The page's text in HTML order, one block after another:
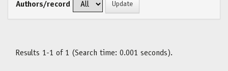
Authors/record
Results 1-1 of 1 (Search time: 0.001 seconds).